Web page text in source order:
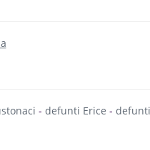
- defunti Erice -